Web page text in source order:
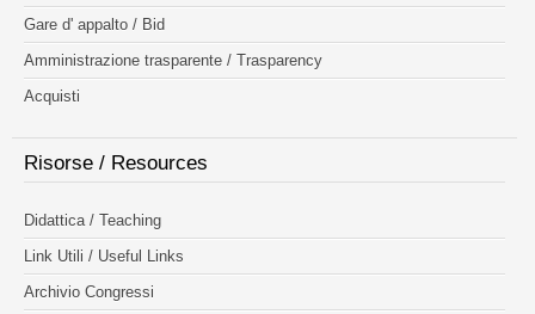
Gare d' appalto / Bid
Amministrazione trasparente / Trasparency
Acquisti
Risorse / Resources
Didattica / Teaching
Link Utili / Useful Links
Archivio Congressi